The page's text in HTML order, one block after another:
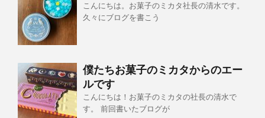
こんにちは。お菓子のミカタ社長の清水です。
久々にブログを書こう
僕たちお菓子のミカタからのエー
ルです
こんにちは！お菓子のミカタの社長の清水で
す。 前回書いたブログが